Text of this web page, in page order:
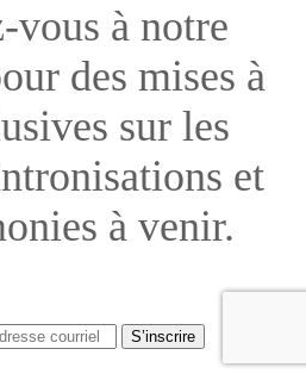
vous à notre
des mises à
sur les
et
à venir.
S’inscrire